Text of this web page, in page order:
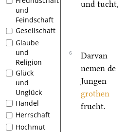
und
Feindschaft
Gesellschaft
Glaube
und
Religion
Glück
und
Unglück
Handel
Herrschaft
Hochmut
und tucht,
6
Darvan
nemen de
Jungen
grothen
frucht.